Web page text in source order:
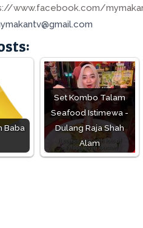
www.facebook.com/
Baba
Set Kombo Talam
Seafood Istimewa -
Dulang Raja Shah
Alam